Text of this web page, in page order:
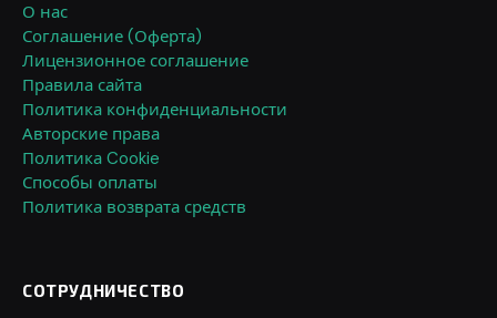
О нас
Соглашение (Оферта)
Лицензионное соглашение
Правила сайта
Политика конфиденциальности
Авторские права
Политика Cookie
Способы оплаты
Политика возврата средств
СОТРУДНИЧЕСТВО